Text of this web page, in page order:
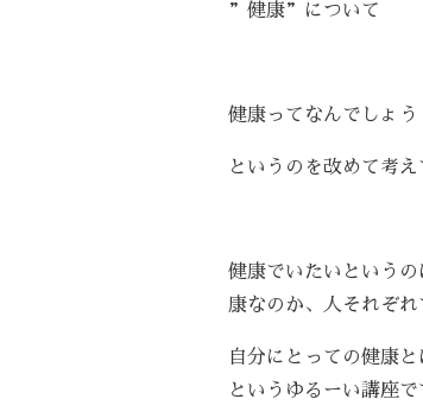
”健康”について
健康ってなんでしょう
というのを改めて考
健康でいたいという
康なのか、人それぞれ
自分にとっての健康
というゆるーい講座